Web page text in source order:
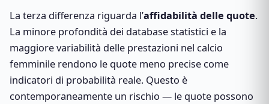
La terza differenza riguarda l’affidabilità delle quote.
La minore profondità dei database statistici e la
maggiore variabilità delle prestazioni nel calcio
femminile rendono le quote meno precise come
indicatori di probabilità reale. Questo è
contemporaneamente un rischio — le quote possono